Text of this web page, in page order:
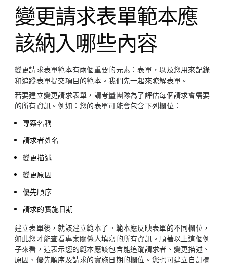
變更請求表單範本應
該納入哪些內容
變更請求表單範本有兩個重要的元素：表單，以及您用來記錄
和追蹤表單提交項目的範本。我們先一起來瞭解表單。
若要建立變更請求表單，請考量團隊為了評估每個請求會需要
的所有資訊。例如：您的表單可能會包含下列欄位：
專案名稱
請求者姓名
變更描述
變更原因
優先順序
請求的實施日期
建立表單後，就該建立範本了。範本應反映表單的不同欄位，
如此您才能查看專案關係人填寫的所有資訊。順著以上這個例
子來看，這表示您的範本應該包含能追蹤請求者、變更描述、
原因、優先順序及請求的實施日期的欄位。您也可建立自訂欄